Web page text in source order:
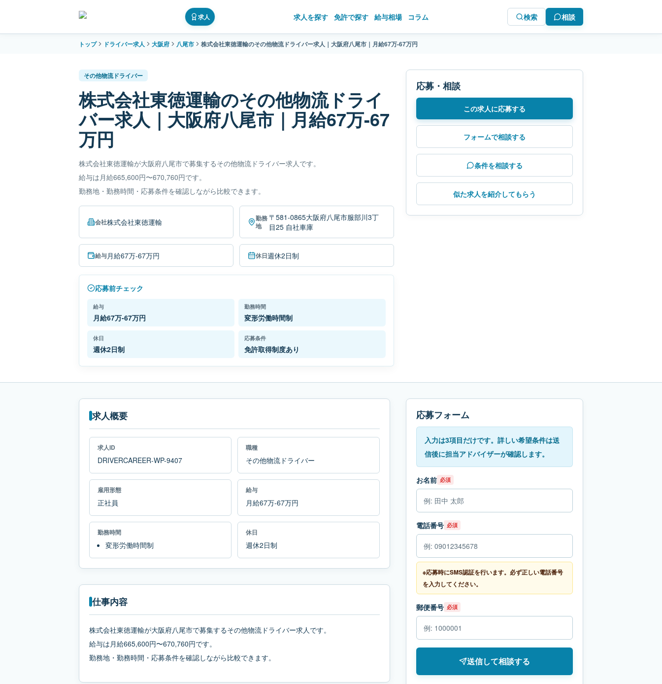
求人 求人を探す 免許で探す 給与相場 コラム 検索 相談
トップ ドライバー求人 大阪府 八尾市 株式会社東徳運輸のその他物流ドライバー求人｜大阪府八尾市｜月給67万-67万円
その他物流ドライバー
株式会社東徳運輸のその他物流ドライ
バー求人｜大阪府八尾市｜月給67万-67
万円
株式会社東徳運輸が大阪府八尾市で募集するその他物流ドライバー求人です。
給与は月給665,600円〜670,760円です。
勤務地・勤務時間・応募条件を確認しながら比較できます。
会社株式会社東徳運輸
勤務
地
〒581-0865大阪府八尾市服部川3丁
目25 自社車庫
給与月給67万-67万円 休日週休2日制
応募前チェック
給与
月給67万-67万円
勤務時間
変形労働時間制
休日
週休2日制
応募条件
免許取得制度あり
応募・相談
この求人に応募する
フォームで相談する
条件を相談する
似た求人を紹介してもらう
求人概要
求人ID
DRIVERCAREER-WP-9407
職種
その他物流ドライバー
雇用形態
正社員
給与
月給67万-67万円
勤務時間
変形労働時間制
休日
週休2日制
仕事内容
株式会社東徳運輸が大阪府八尾市で募集するその他物流ドライバー求人です。
給与は月給665,600円〜670,760円です。
勤務地・勤務時間・応募条件を確認しながら比較できます。
応募フォーム
入力は3項目だけです。詳しい希望条件は送
信後に担当アドバイザーが確認します。
お名前 必須
電話番号 必須
※応募時にSMS認証を行います。必ず正しい電話番号
を入力してください。
郵便番号 必須
送信して相談する